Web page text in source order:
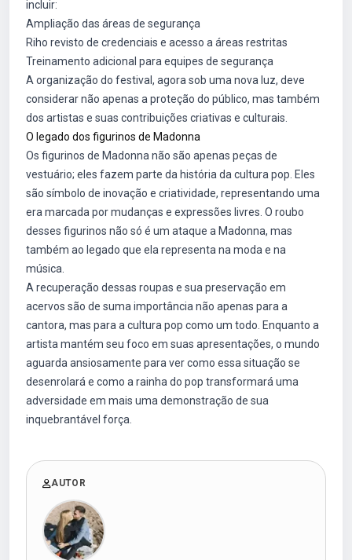
incluir:
Ampliação das áreas de segurança
Riho revisto de credenciais e acesso a áreas restritas
Treinamento adicional para equipes de segurança
A organização do festival, agora sob uma nova luz, deve
considerar não apenas a proteção do público, mas também
dos artistas e suas contribuições criativas e culturais.
O legado dos figurinos de Madonna
Os figurinos de Madonna não são apenas peças de
vestuário; eles fazem parte da história da cultura pop. Eles
são símbolo de inovação e criatividade, representando uma
era marcada por mudanças e expressões livres. O roubo
desses figurinos não só é um ataque a Madonna, mas
também ao legado que ela representa na moda e na
música.
A recuperação dessas roupas e sua preservação em
acervos são de suma importância não apenas para a
cantora, mas para a cultura pop como um todo. Enquanto a
artista mantém seu foco em suas apresentações, o mundo
aguarda ansiosamente para ver como essa situação se
desenrolará e como a rainha do pop transformará uma
adversidade em mais uma demonstração de sua
inquebrantável força.
AUTOR